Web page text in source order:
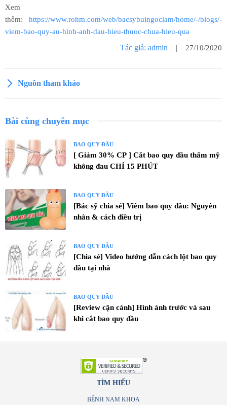
Xem
thêm: https://www.rohm.com/web/bacsybuingoclam/home/-/blogs/-
viem-bao-quy-au-hinh-anh-dau-hieu-thuoc-chua-hieu-qua
Tác giả: admin | 27/10/2020
Nguồn tham khảo
Bài cùng chuyên mục
BAO QUY ĐẦU
[ Giảm 30% CP ] Cắt bao quy đầu thẩm mỹ
không đau CHỈ 15 PHÚT
BAO QUY ĐẦU
[Bác sỹ chia sẻ] Viêm bao quy đầu: Nguyên
nhân & cách điều trị
BAO QUY ĐẦU
[Chia sẻ] Video hướng dẫn cách lột bao quy
đầu tại nhà
BAO QUY ĐẦU
[Review cận cảnh] Hình ảnh trước và sau
khi cắt bao quy đầu
TÌM HIỂU
BỆNH NAM KHOA